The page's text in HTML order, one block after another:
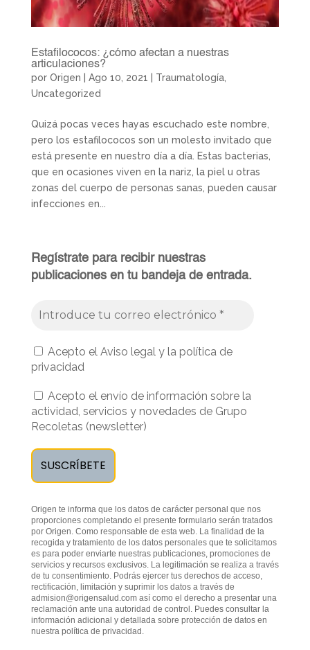
Estafilococos: ¿cómo afectan a nuestras
articulaciones?
por Origen Ago 10, 2021 Traumatología,
Uncategorized
Quizá pocas veces hayas escuchado este nombre,
pero los estafilococos son un molesto invitado que
está presente en nuestro día a día. Estas bacterias,
que en ocasiones viven en la nariz, la piel u otras
zonas del cuerpo de personas sanas, pueden causar
infecciones en...
Regístrate para recibir nuestras
publicaciones en tu bandeja de entrada.
Acepto el Aviso legal y la política de
privacidad
Acepto el envío de información sobre la
actividad, servicios y novedades de Grupo
Recoletas (newsletter)
Origen te informa que los datos de carácter personal que nos
proporciones completando el presente formulario serán tratados
por Origen. Como responsable de esta web. La finalidad de la
recogida y tratamiento de los datos personales que te solicitamos
es para poder enviarte nuestras publicaciones, promociones de
servicios y recursos exclusivos. La legitimación se realiza a través
de tu consentimiento. Podrás ejercer tus derechos de acceso,
rectificación, limitación y suprimir los datos a través de
admision@origensalud.comasí como el derecho a presentar una
reclamación ante una autoridad de control. Puedes consultar la
información adicional y detallada sobre protección de datos en
nuestra política de privacidad .